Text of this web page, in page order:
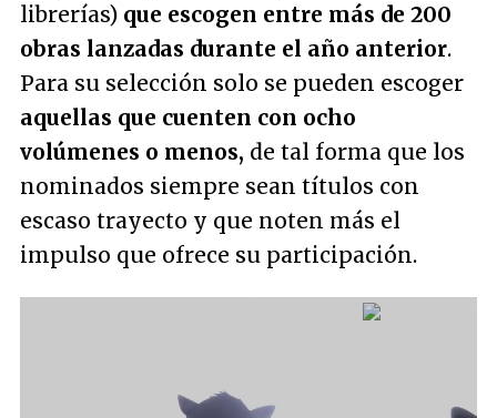
librerías) que escogen entre más de 200
obras lanzadas durante el año anterior.
Para su selección solo se pueden escoger
aquellas que cuenten con ocho
volúmenes o menos, de tal forma que los
nominados siempre sean títulos con
escaso trayecto y que noten más el
impulso que ofrece su participación.